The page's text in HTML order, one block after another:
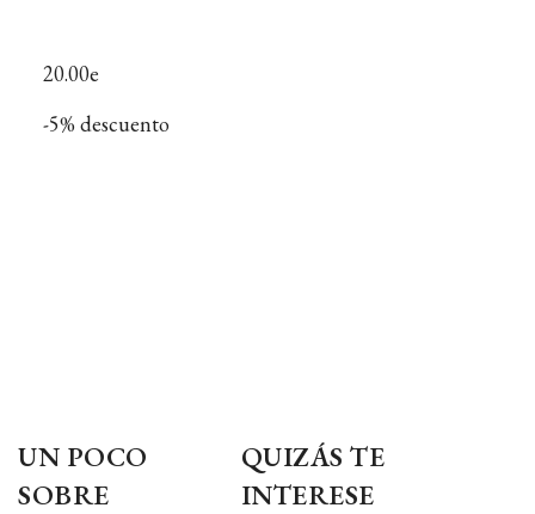
20.00e
-5% descuento
UN POCO
SOBRE
QUIZÁS TE
INTERESE